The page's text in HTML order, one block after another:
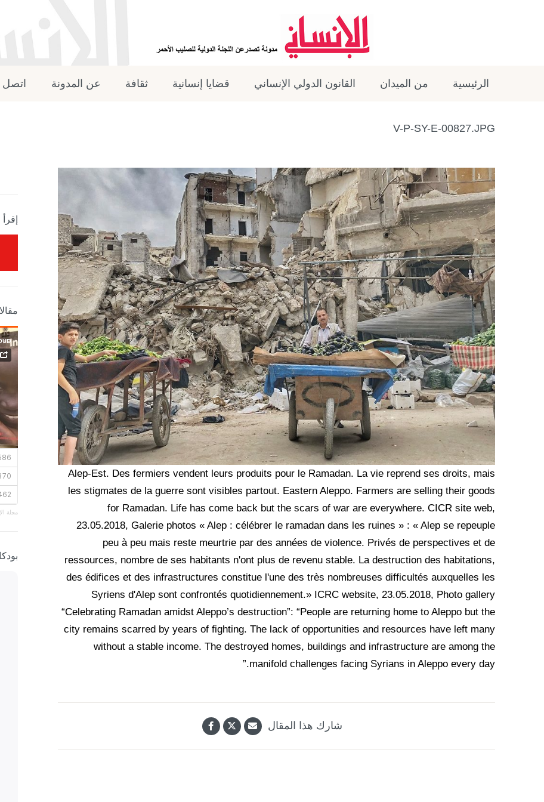
الرئيسية من الميدان القانون الدولي الإنساني قضايا إنسانية ثقافة عن المدونة اتصل
V-P-SY-E-00827.JPG
Alep-Est. Des fermiers vendent leurs produits pour le Ramadan. La vie reprend ses droits, mais
les stigmates de la guerre sont visibles partout. Eastern Aleppo. Farmers are selling their goods
for Ramadan. Life has come back but the scars of war are everywhere. CICR site web,
23.05.2018, Galerie photos « Alep : célébrer le ramadan dans les ruines » : « Alep se repeuple
peu à peu mais reste meurtrie par des années de violence. Privés de perspectives et de
ressources, nombre de ses habitants n'ont plus de revenu stable. La destruction des habitations,
des édifices et des infrastructures constitue l'une des très nombreuses difficultés auxquelles les
Syriens d'Alep sont confrontés quotidiennement.» ICRC website, 23.05.2018, Photo gallery
“Celebrating Ramadan amidst Aleppo’s destruction”: “People are returning home to Aleppo but the
city remains scarred by years of fighting. The lack of opportunities and resources have left many
without a stable income. The destroyed homes, buildings and infrastructure are among the
manifold challenges facing Syrians in Aleppo every day.”
شارك هذا المقال
مجلة